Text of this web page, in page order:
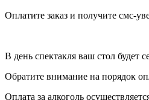
Оплатите заказ и получите смс-
В день спектакля ваш стол будет
Обратите внимание на порядок
Оплата за алкоголь